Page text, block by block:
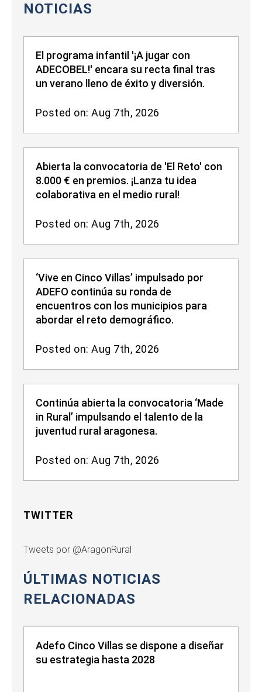
NOTICIAS
El programa infantil '¡A jugar con
ADECOBEL!' encara su recta final tras
un verano lleno de éxito y diversión.
Posted on: Aug 7th, 2026
Abierta la convocatoria de 'El Reto' con
8.000 € en premios. ¡Lanza tu idea
colaborativa en el medio rural!
Posted on: Aug 7th, 2026
‘Vive en Cinco Villas’ impulsado por
ADEFO continúa su ronda de
encuentros con los municipios para
abordar el reto demográfico.
Posted on: Aug 7th, 2026
Continúa abierta la convocatoria ‘Made
in Rural’ impulsando el talento de la
juventud rural aragonesa.
Posted on: Aug 7th, 2026
TWITTER
Tweets por @AragonRural
ÚLTIMAS NOTICIAS
RELACIONADAS
Adefo Cinco Villas se dispone a diseñar
su estrategia hasta 2028